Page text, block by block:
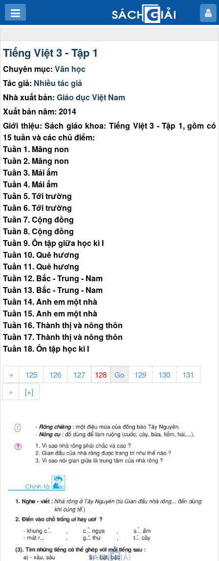
Tiếng Việt 3 - Tập 1
Chuyên mục: Văn học
Tác giả: Nhiều tác giả
Nhà xuất bản: Giáo dục Việt Nam
Xuất bản năm: 2014
Giới thiệu: Sách giáo khoa: Tiếng Việt 3 - Tập 1, gồm có
15 tuần và các chủ điểm:
Tuần 1. Măng non
Tuần 2. Măng non
Tuần 3. Mái ấm
Tuần 4. Mái ấm
Tuần 5. Tới trường
Tuần 6. Tới trường
Tuần 7. Cộng đồng
Tuần 8. Cộng đồng
Tuần 9. Ôn tập giữa học kì I
Tuần 10. Quê hương
Tuần 11. Quê hương
Tuần 12. Bắc - Trung - Nam
Tuần 13. Bắc - Trung - Nam
Tuần 14. Anh em một nhà
Tuần 15. Anh em một nhà
Tuần 16. Thành thị và nông thôn
Tuần 17. Thành thị và nông thôn
Tuần 18. Ôn tập học kì I
« 125 126 127 129 130
131
»
[+]